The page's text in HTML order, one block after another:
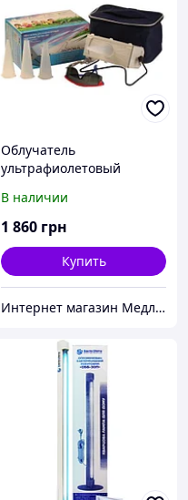
Облучатель
ультрафиолетовый
В наличии
1 860 грн
Купить
Интернет магазин Медлайф